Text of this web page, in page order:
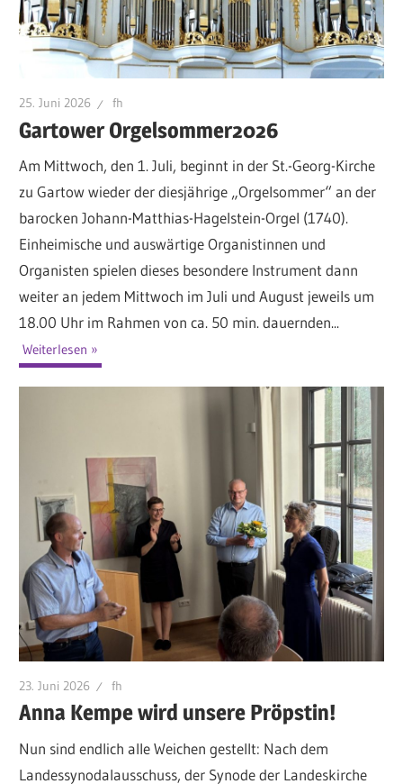
25. Juni 2026 fh
Gartower Orgelsommer2026
Am Mittwoch, den 1. Juli, beginnt in der St.-Georg-Kirche
zu Gartow wieder der diesjährige „Orgelsommer“ an der
barocken Johann-Matthias-Hagelstein-Orgel (1740).
Einheimische und auswärtige Organistinnen und
Organisten spielen dieses besondere Instrument dann
weiter an jedem Mittwoch im Juli und August jeweils um
18.00 Uhr im Rahmen von ca. 50 min. dauernden...
Weiterlesen
23. Juni 2026 fh
Anna Kempe wird unsere Pröpstin!
Nun sind endlich alle Weichen gestellt: Nach dem
Landessynodalausschuss, der Synode der Landeskirche